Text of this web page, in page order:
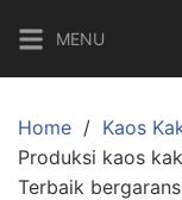
content
MENU
Home
Kaos
Produksi kaos
Terbaik